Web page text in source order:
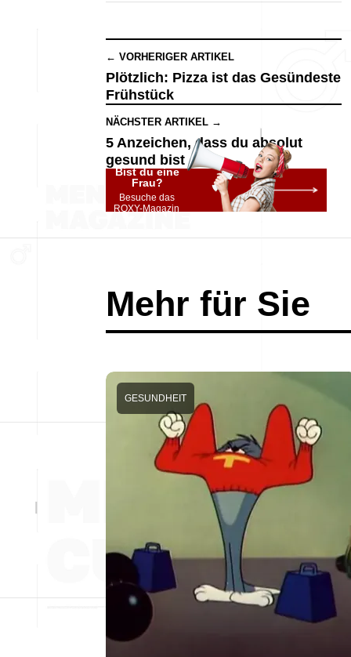
← VORHERIGER ARTIKEL
Plötzlich: Pizza ist das Gesündeste
Frühstück
NÄCHSTER ARTIKEL →
5 Anzeichen, dass du absolut
gesund bist
Bist du eine
Frau?
Besuche das
ROXY-Magazin
Mehr für Sie
GESUNDHEIT